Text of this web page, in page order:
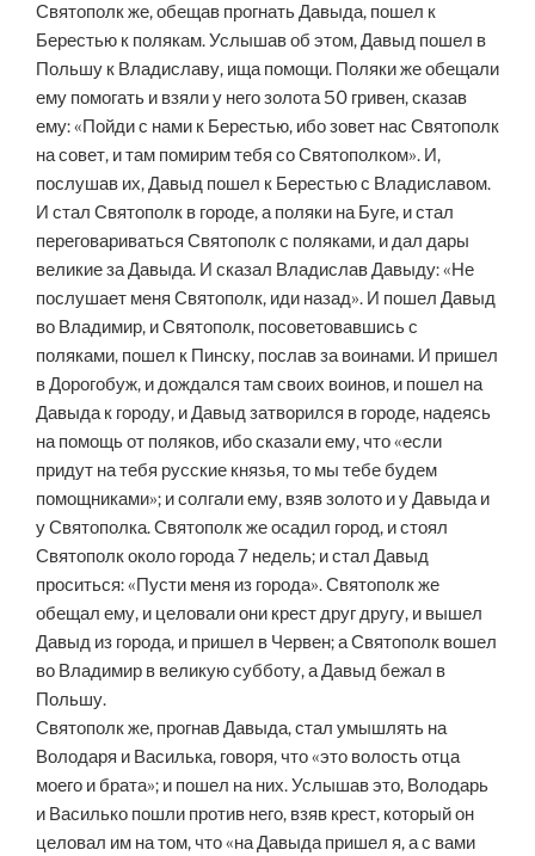
Святополк же, обещав прогнать Давыда, пошел к
Берестью к полякам. Услышав об этом, Давыд пошел в
Польшу к Владиславу, ища помощи. Поляки же обещали
ему помогать и взяли у него золота 50 гривен, сказав
ему: «Пойди с нами к Берестью, ибо зовет нас Святополк
на совет, и там помирим тебя со Святополком». И,
послушав их, Давыд пошел к Берестью с Владиславом.
И стал Святополк в городе, а поляки на Буге, и стал
переговариваться Святополк с поляками, и дал дары
великие за Давыда. И сказал Владислав Давыду: «Не
послушает меня Святополк, иди назад». И пошел Давыд
во Владимир, и Святополк, посоветовавшись с
поляками, пошел к Пинску, послав за воинами. И пришел
в Дорогобуж, и дождался там своих воинов, и пошел на
Давыда к городу, и Давыд затворился в городе, надеясь
на помощь от поляков, ибо сказали ему, что «если
придут на тебя русские князья, то мы тебе будем
помощниками»; и солгали ему, взяв золото и у Давыда и
у Святополка. Святополк же осадил город, и стоял
Святополк около города 7 недель; и стал Давыд
проситься: «Пусти меня из города». Святополк же
обещал ему, и целовали они крест друг другу, и вышел
Давыд из города, и пришел в Червен; а Святополк вошел
во Владимир в великую субботу, а Давыд бежал в
Польшу.
Святополк же, прогнав Давыда, стал умышлять на
Володаря и Василька, говоря, что «это волость отца
моего и брата»; и пошел на них. Услышав это, Володарь
и Василько пошли против него, взяв крест, который он
целовал им на том, что «на Давыда пришел я, а с вами